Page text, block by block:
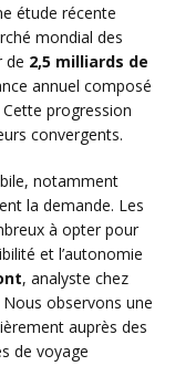
étude récente
mondial des
de 2,5 milliards de
annuel composé
progression
convergents.
notamment
la demande. Les
à opter pour
et l’autonomie
, analyste chez
Nous observons une
auprès des
de voyage